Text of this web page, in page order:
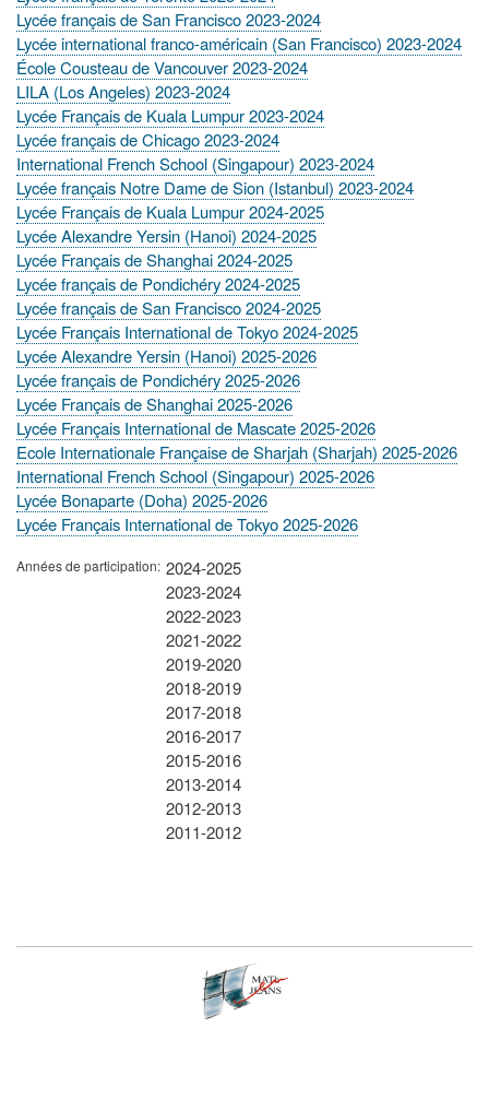
Lycée français de San Francisco 2023-2024
Lycée international franco-américain (San Francisco) 2023-2024
École Cousteau de Vancouver 2023-2024
LILA (Los Angeles) 2023-2024
Lycée Français de Kuala Lumpur 2023-2024
Lycée français de Chicago 2023-2024
International French School (Singapour) 2023-2024
Lycée français Notre Dame de Sion (Istanbul) 2023-2024
Lycée Français de Kuala Lumpur 2024-2025
Lycée Alexandre Yersin (Hanoi) 2024-2025
Lycée Français de Shanghai 2024-2025
Lycée français de Pondichéry 2024-2025
Lycée français de San Francisco 2024-2025
Lycée Français International de Tokyo 2024-2025
Lycée Alexandre Yersin (Hanoi) 2025-2026
Lycée français de Pondichéry 2025-2026
Lycée Français de Shanghai 2025-2026
Lycée Français International de Mascate 2025-2026
Ecole Internationale Française de Sharjah (Sharjah) 2025-2026
International French School (Singapour) 2025-2026
Lycée Bonaparte (Doha) 2025-2026
Lycée Français International de Tokyo 2025-2026
Années de participation 2024-2025
2023-2024
2022-2023
2021-2022
2019-2020
2018-2019
2017-2018
2016-2017
2015-2016
2013-2014
2012-2013
2011-2012